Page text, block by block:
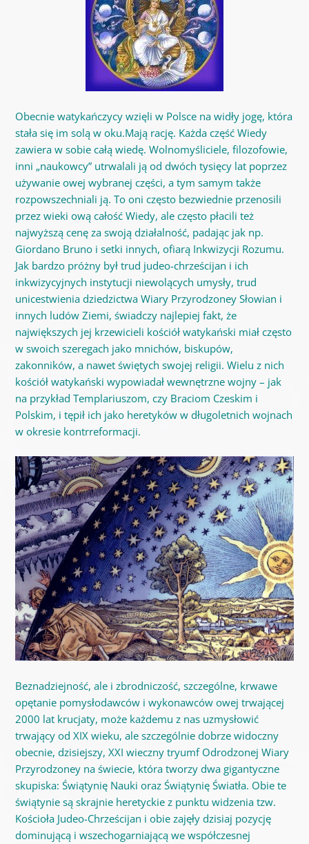
Obecnie watykańczycy wzięli w Polsce na widły jogę, która
stała się im solą w oku.Mają rację. Każda część Wiedy
zawiera w sobie całą wiedę. Wolnomyśliciele, filozofowie,
inni „naukowcy” utrwalali ją od dwóch tysięcy lat poprzez
używanie owej wybranej części, a tym samym także
rozpowszechniali ją. To oni często bezwiednie przenosili
przez wieki ową całość Wiedy, ale często płacili też
najwyższą cenę za swoją działalność, padając jak np.
Giordano Bruno i setki innych, ofiarą Inkwizycji Rozumu.
Jak bardzo próżny był trud judeo-chrześcijan i ich
inkwizycyjnych instytucji niewolących umysły, trud
unicestwienia dziedzictwa Wiary Przyrodzoney Słowian i
innych ludów Ziemi, świadczy najlepiej fakt, że
największych jej krzewicieli kościół watykański miał często
w swoich szeregach jako mnichów, biskupów,
zakonników, a nawet świętych swojej religii. Wielu z nich
kościół watykański wypowiadał wewnętrzne wojny – jak
na przykład Templariuszom, czy Braciom Czeskim i
Polskim, i tępił ich jako heretyków w długoletnich wojnach
w okresie kontrreformacji.
Beznadziejność, ale i zbrodniczość, szczególne, krwawe
opętanie pomysłodawców i wykonawców owej trwającej
2000 lat krucjaty, może każdemu z nas uzmysłowić
trwający od XIX wieku, ale szczególnie dobrze widoczny
obecnie, dzisiejszy, XXI wieczny tryumf Odrodzonej Wiary
Przyrodzoney na świecie, która tworzy dwa gigantyczne
skupiska: Świątynię Nauki oraz Świątynię Światła. Obie te
świątynie są skrajnie heretyckie z punktu widzenia tzw.
Kościoła Judeo-Chrześcijan i obie zajęły dzisiaj pozycję
dominującą i wszechogarniającą we współczesnej